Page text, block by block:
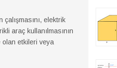
elektrik
araç kullanılmasının
olan etkileri veya